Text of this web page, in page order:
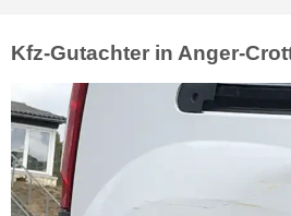
Kfz-Gutachter in Anger-